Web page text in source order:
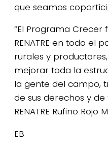
que seamos
“El Programa
RENATRE en todo el
rurales y
mejorar toda la
la gente del campo,
de sus derechos y de
RENATRE Rufino Rojo
EB